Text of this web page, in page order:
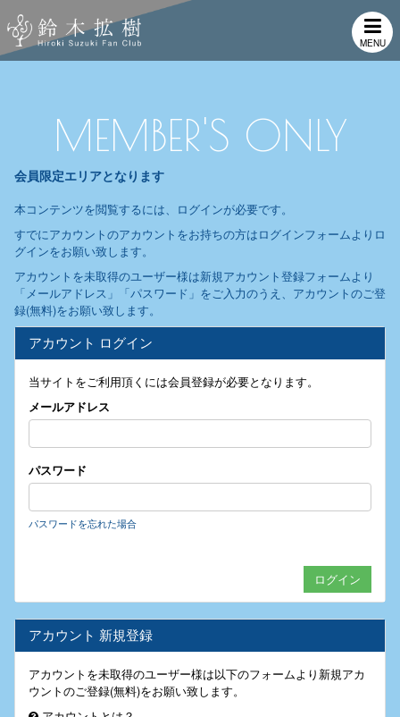
MENU
MEMBER'S ONLY
会員限定エリアとなります
本コンテンツを閲覧するには、ログインが必要です。
すでにアカウントのアカウントをお持ちの方はログインフォームよりロ
グインをお願い致します。
アカウントを未取得のユーザー様は新規アカウント登録フォームより
「メールアドレス」「パスワード」をご入力のうえ、アカウントのご登
録(無料)をお願い致します。
アカウント ログイン
当サイトをご利用頂くには会員登録が必要となります。
メールアドレス
パスワード
パスワードを忘れた場合
アカウント 新規登録
アカウントを未取得のユーザー様は以下のフォームより新規アカ
ウントのご登録(無料)をお願い致します。